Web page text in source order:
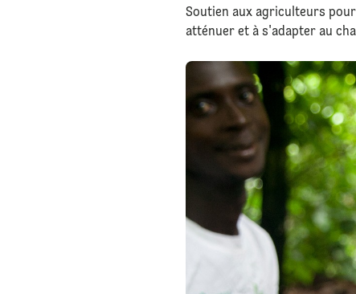
Soutien aux agriculteurs
atténuer et à s'adapter au